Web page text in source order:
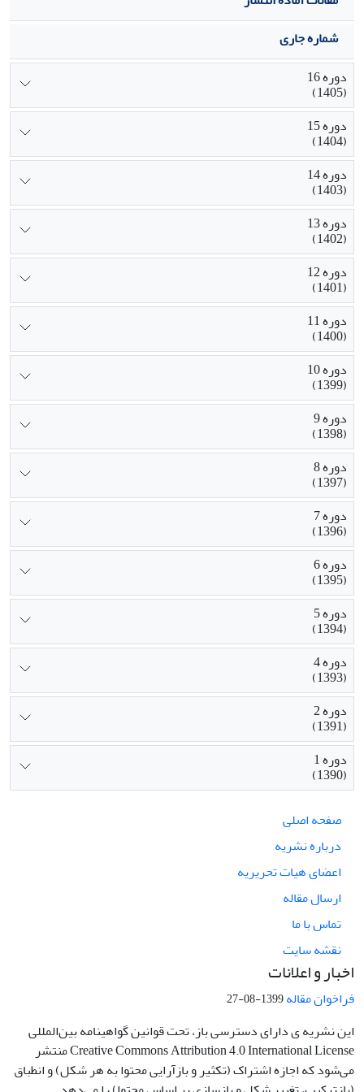
تخصیص نیروهای تعمیراتی مفید واقع شود.
شماره جاری
دوره 16
(1405)
دوره 15
(1404)
دوره 14
(1403)
دوره 13
(1402)
دوره 12
(1401)
دوره 11
(1400)
دوره 10
(1399)
دوره 9
(1398)
دوره 8
(1397)
دوره 7
(1396)
دوره 6
(1395)
دوره 5
(1394)
دوره 4
(1393)
دوره 2
(1391)
دوره 1
(1390)
صفحه اصلی
درباره نشریه
اعضای هیات تحریریه
ارسال مقاله
تماس با ما
نقشه سایت
اخبار و اعلانات
فراخوان مقاله1399-08-27
این نشریه ی دارای دسترسی باز، تحت قوانین گواهینامه بین‌المللی
Creative Commons Attribution 4.0 International License منتشر
می‌شود که اجازه اشتراک (تکثیر و بازآرایی محتوا به هر شکل) و انطباق